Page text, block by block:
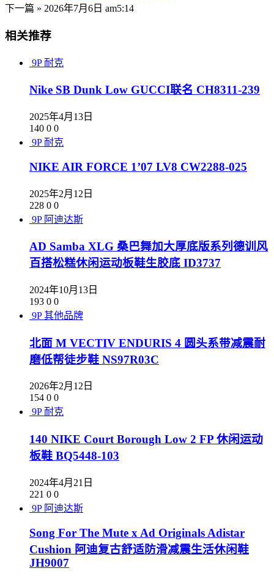
下一篇 » 2026年7月6日 am5:14
相关推荐
9P 耐克
Nike SB Dunk Low GUCCI联名 CH8311-239
2025年4月13日
140 0 0
9P 耐克
NIKE AIR FORCE 1’07 LV8 CW2288-025
2025年2月12日
228 0 0
9P 阿迪达斯
AD Samba XLG 桑巴舞加大厚底版系列德训风
百搭松糕休闲运动板鞋生胶底 ID3737
2024年10月13日
193 0 0
9P 其他品牌
北面 M VECTIV ENDURIS 4 圆头系带减震耐
磨低帮徒步鞋 NS97R03C
2026年2月12日
154 0 0
9P 耐克
140 NIKE Court Borough Low 2 FP 休闲运动
板鞋 BQ5448-103
2024年4月21日
221 0 0
9P 阿迪达斯
Song For The Mute x Ad Originals Adistar
Cushion 阿迪复古舒适防滑减震生活休闲鞋
JH9007